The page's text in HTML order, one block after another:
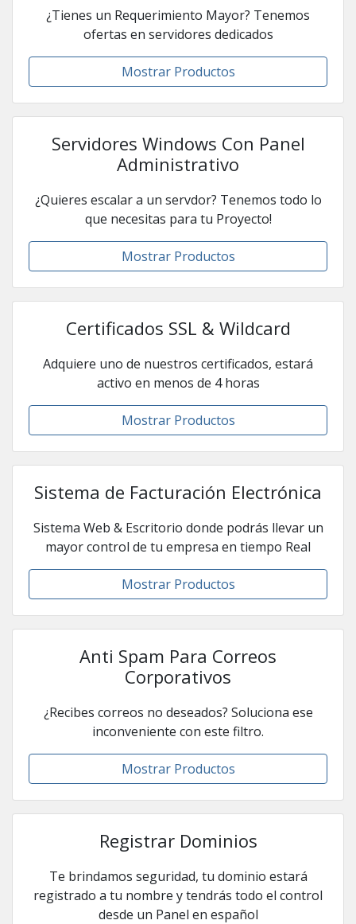
¿Tienes un Requerimiento Mayor? Tenemos
ofertas en servidores dedicados
Mostrar Productos
Servidores Windows Con Panel
Administrativo
¿Quieres escalar a un servdor? Tenemos todo lo
que necesitas para tu Proyecto!
Mostrar Productos
Certificados SSL & Wildcard
Adquiere uno de nuestros certificados, estará
activo en menos de 4 horas
Mostrar Productos
Sistema de Facturación Electrónica
Sistema Web & Escritorio donde podrás llevar un
mayor control de tu empresa en tiempo Real
Mostrar Productos
Anti Spam Para Correos
Corporativos
¿Recibes correos no deseados? Soluciona ese
inconveniente con este filtro.
Mostrar Productos
Registrar Dominios
Te brindamos seguridad, tu dominio estará
registrado a tu nombre y tendrás todo el control
desde un Panel en español